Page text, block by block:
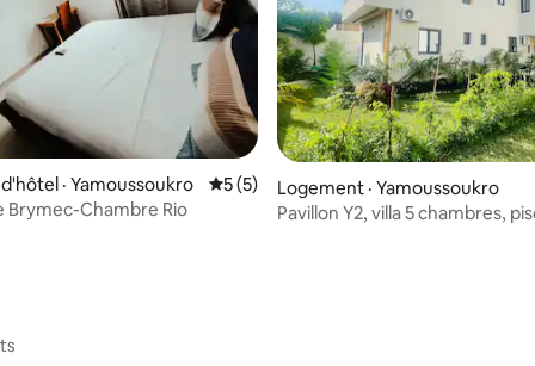
5, 11 commentaires
· Yamoussoukro Note moyenne de 5 sur 5, 5
5 (5)
Brymec-Chambre Rio
Logement · Yamoussoukro
Pavillon Y2, villa 5 chambres,